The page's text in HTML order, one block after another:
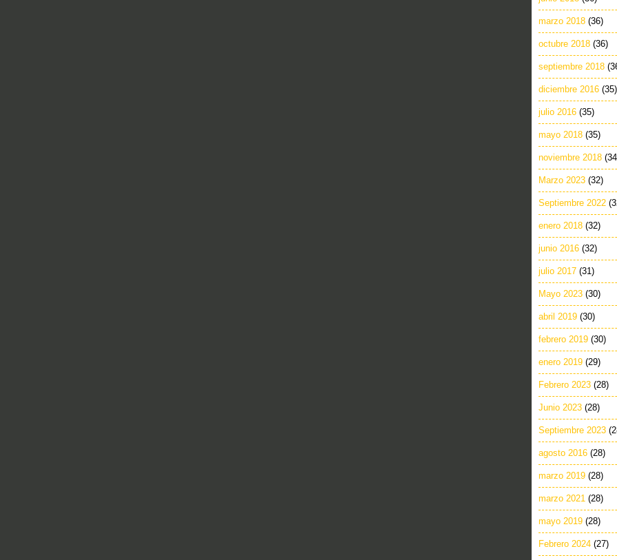
marzo 2018 (36)
octubre 2018 (36)
septiembre 2018
diciembre 2016 (35)
julio 2016 (35)
mayo 2018 (35)
noviembre 2018
Marzo 2023 (32)
Septiembre 2022
enero 2018 (32)
junio 2016 (32)
julio 2017 (31)
Mayo 2023 (30)
abril 2019 (30)
febrero 2019 (30)
enero 2019 (29)
Febrero 2023 (28)
Junio 2023 (28)
Septiembre 2023
agosto 2016 (28)
marzo 2019 (28)
marzo 2021 (28)
mayo 2019 (28)
Febrero 2024 (27)